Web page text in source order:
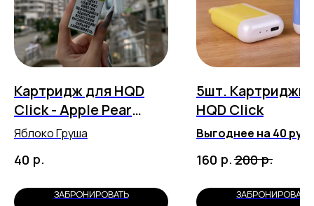
Картридж для HQD
Click - Apple Pear
(5500 затяжек)
Яблоко Груша
40 р.
ЗАБРОНИРОВАТЬ
5шт. Картриджи
HQD Click
Выгоднее на 40
160 р. 200 р.
ЗАБРОНИРОВАТЬ